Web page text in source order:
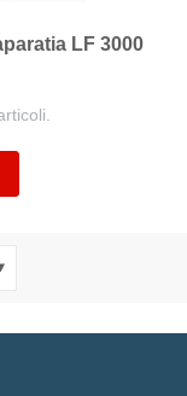
LF 3000